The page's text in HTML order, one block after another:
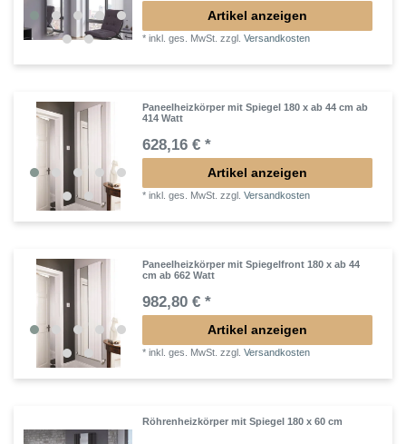
Artikel anzeigen
*inkl. ges. MwSt. zzgl.Versandkosten
Paneelheizkörper mit Spiegel 180 x ab 44 cm ab
414 Watt
628,16 € *
Artikel anzeigen
*inkl. ges. MwSt. zzgl.Versandkosten
Paneelheizkörper mit Spiegelfront 180 x ab 44
cm ab 662 Watt
982,80 € *
Artikel anzeigen
*inkl. ges. MwSt. zzgl.Versandkosten
Röhrenheizkörper mit Spiegel 180 x 60 cm